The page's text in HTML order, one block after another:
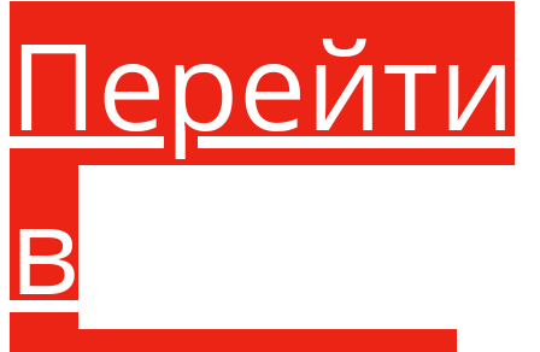
Перейти
в